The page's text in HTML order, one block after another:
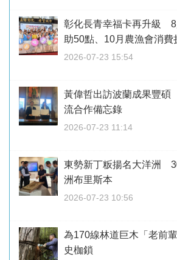
彰化長青幸福卡再升級 8
助50點、10月農漁會消費
2026-07-23 15:54
黃偉哲出訪波蘭成果豐
流合作備忘錄
2026-07-23 11:14
東勢新丁粄揚名大洋洲
洲布里斯本
2026-07-23 10:56
為170線林道巨木「老前
史枷鎖